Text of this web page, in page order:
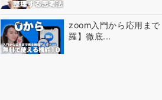
zoom入門から応用ま
羅】徹底...